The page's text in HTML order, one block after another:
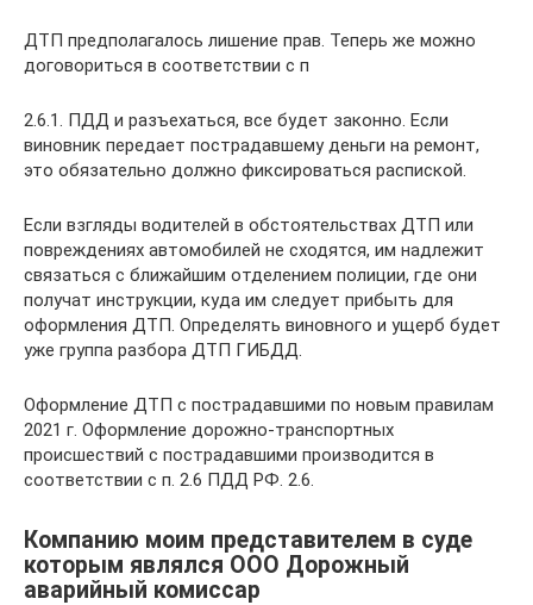
ДТП предполагалось лишение прав. Теперь же можно
договориться в соответствии с п
2.6.1. ПДД и разъехаться, все будет законно. Если
виновник передает пострадавшему деньги на ремонт,
это обязательно должно фиксироваться распиской.
Если взгляды водителей в обстоятельствах ДТП или
повреждениях автомобилей не сходятся, им надлежит
связаться с ближайшим отделением полиции, где они
получат инструкции, куда им следует прибыть для
оформления ДТП. Определять виновного и ущерб будет
уже группа разбора ДТП ГИБДД.
Оформление ДТП с пострадавшими по новым правилам
2021 г. Оформление дорожно-транспортных
происшествий с пострадавшими производится в
соответствии с п. 2.6 ПДД РФ. 2.6.
Компанию моим представителем в суде
которым являлся ООО Дорожный
аварийный комиссар